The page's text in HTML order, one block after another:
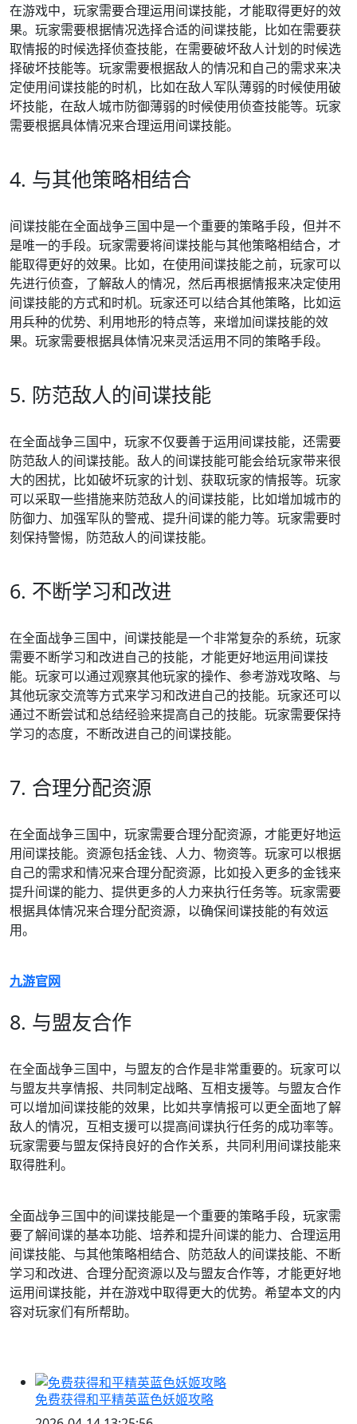
在游戏中，玩家需要合理运用间谍技能，才能取得更好的效
果。玩家需要根据情况选择合适的间谍技能，比如在需要获
取情报的时候选择侦查技能，在需要破坏敌人计划的时候选
择破坏技能等。玩家需要根据敌人的情况和自己的需求来决
定使用间谍技能的时机，比如在敌人军队薄弱的时候使用破
坏技能，在敌人城市防御薄弱的时候使用侦查技能等。玩家
需要根据具体情况来合理运用间谍技能。
4. 与其他策略相结合
间谍技能在全面战争三国中是一个重要的策略手段，但并不
是唯一的手段。玩家需要将间谍技能与其他策略相结合，才
能取得更好的效果。比如，在使用间谍技能之前，玩家可以
先进行侦查，了解敌人的情况，然后再根据情报来决定使用
间谍技能的方式和时机。玩家还可以结合其他策略，比如运
用兵种的优势、利用地形的特点等，来增加间谍技能的效
果。玩家需要根据具体情况来灵活运用不同的策略手段。
5. 防范敌人的间谍技能
在全面战争三国中，玩家不仅要善于运用间谍技能，还需要
防范敌人的间谍技能。敌人的间谍技能可能会给玩家带来很
大的困扰，比如破坏玩家的计划、获取玩家的情报等。玩家
可以采取一些措施来防范敌人的间谍技能，比如增加城市的
防御力、加强军队的警戒、提升间谍的能力等。玩家需要时
刻保持警惕，防范敌人的间谍技能。
6. 不断学习和改进
在全面战争三国中，间谍技能是一个非常复杂的系统，玩家
需要不断学习和改进自己的技能，才能更好地运用间谍技
能。玩家可以通过观察其他玩家的操作、参考游戏攻略、与
其他玩家交流等方式来学习和改进自己的技能。玩家还可以
通过不断尝试和总结经验来提高自己的技能。玩家需要保持
学习的态度，不断改进自己的间谍技能。
7. 合理分配资源
在全面战争三国中，玩家需要合理分配资源，才能更好地运
用间谍技能。资源包括金钱、人力、物资等。玩家可以根据
自己的需求和情况来合理分配资源，比如投入更多的金钱来
提升间谍的能力、提供更多的人力来执行任务等。玩家需要
根据具体情况来合理分配资源，以确保间谍技能的有效运
用。
九游官网
8. 与盟友合作
在全面战争三国中，与盟友的合作是非常重要的。玩家可以
与盟友共享情报、共同制定战略、互相支援等。与盟友合作
可以增加间谍技能的效果，比如共享情报可以更全面地了解
敌人的情况，互相支援可以提高间谍执行任务的成功率等。
玩家需要与盟友保持良好的合作关系，共同利用间谍技能来
取得胜利。
全面战争三国中的间谍技能是一个重要的策略手段，玩家需
要了解间谍的基本功能、培养和提升间谍的能力、合理运用
间谍技能、与其他策略相结合、防范敌人的间谍技能、不断
学习和改进、合理分配资源以及与盟友合作等，才能更好地
运用间谍技能，并在游戏中取得更大的优势。希望本文的内
容对玩家们有所帮助。
免费获得和平精英蓝色妖姬攻略